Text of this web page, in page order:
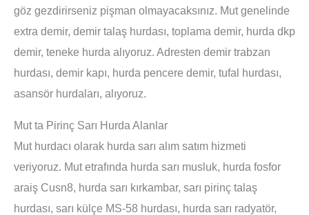
göz gezdirirseniz pişman olmayacaksınız. Mut genelinde
extra demir, demir talaş hurdası, toplama demir, hurda dkp
demir, teneke hurda alıyoruz. Adresten demir trabzan
hurdası, demir kapı, hurda pencere demir, tufal hurdası,
asansör hurdaları, alıyoruz.
Mut ta Pirinç Sarı Hurda Alanlar
Mut hurdacı olarak hurda sarı alım satım hizmeti
veriyoruz. Mut etrafında hurda sarı musluk, hurda fosfor
araiş Cusn8, hurda sarı kırkambar, sarı pirinç talaş
hurdası, sarı külçe MS-58 hurdası, hurda sarı radyatör,